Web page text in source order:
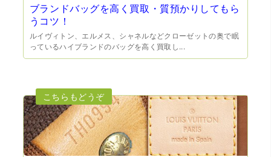
（大阪府門真市）他店ではメール見積もりの時点で数千
円〜1万程度の見積もりでしたが、こちらのメールでの見積
もりは倍以上ちがうので利用させて頂きました。 対応も丁
寧で良かったです。
ブランドバッグを高く買取・質預かりしてもら
うコツ！
ルイヴィトン、エルメス、シャネルなどクローゼットの奥で眠
っているハイブランドのバッグを高く買取し...